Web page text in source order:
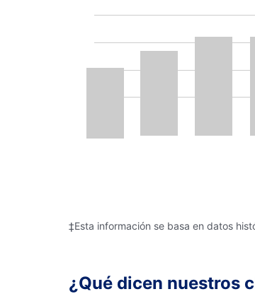
‡Esta información se basa en datos
¿Qué dicen nuestros